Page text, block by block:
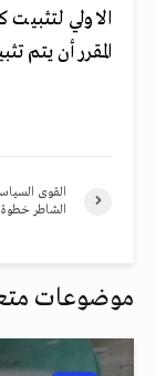
الاولي لتثبيت
المقرر أن يتم
القوى
الشاطر
موضوعات